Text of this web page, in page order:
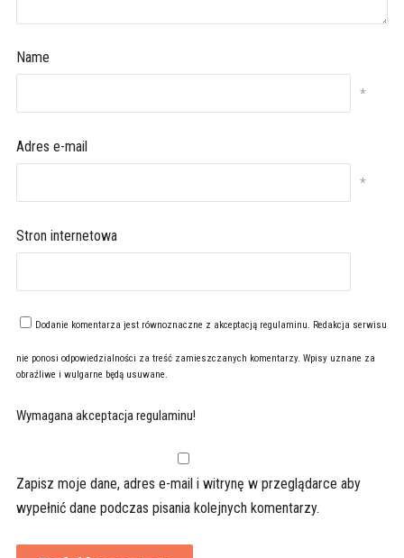
Name
*
Adres e-mail
*
Stron internetowa
Dodanie komentarza jest równoznaczne z akceptacją regulaminu. Redakcja serwisu
nie ponosi odpowiedzialności za treść zamieszczanych komentarzy. Wpisy uznane za
obraźliwe i wulgarne będą usuwane.
Wymagana akceptacja regulaminu!
Zapisz moje dane, adres e-mail i witrynę w przeglądarce aby
wypełnić dane podczas pisania kolejnych komentarzy.